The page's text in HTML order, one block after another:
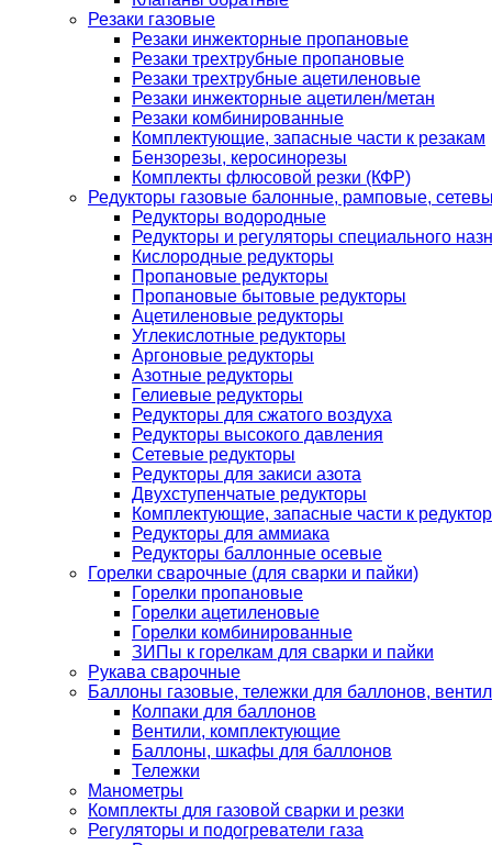
Резаки газовые
Резаки инжекторные пропановые
Резаки трехтрубные пропановые
Резаки трехтрубные ацетиленовые
Резаки инжекторные ацетилен/метан
Резаки комбинированные
Комплектующие, запасные части к резакам
Бензорезы, керосинорезы
Комплекты флюсовой резки (КФР)
Редукторы газовые балонные, рамповые,
Редукторы водородные
Редукторы и регуляторы специального
Кислородные редукторы
Пропановые редукторы
Пропановые бытовые редукторы
Ацетиленовые редукторы
Углекислотные редукторы
Аргоновые редукторы
Азотные редукторы
Гелиевые редукторы
Редукторы для сжатого воздуха
Редукторы высокого давления
Сетевые редукторы
Редукторы для закиси азота
Двухступенчатые редукторы
Комплектующие, запасные части к
Редукторы для аммиака
Редукторы баллонные осевые
Горелки сварочные (для сварки и пайки)
Горелки пропановые
Горелки ацетиленовые
Горелки комбинированные
ЗИПы к горелкам для сварки и пайки
Рукава сварочные
Баллоны газовые, тележки для баллонов,
Колпаки для баллонов
Вентили, комплектующие
Баллоны, шкафы для баллонов
Тележки
Манометры
Комплекты для газовой сварки и резки
Регуляторы и подогреватели газа